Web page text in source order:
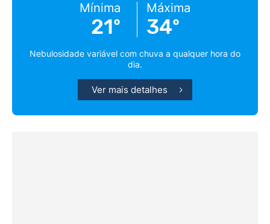
Mínima
21º
Máxima
34º
Nebulosidade variável com chuva a qualquer hora do
dia.
Ver mais detalhes